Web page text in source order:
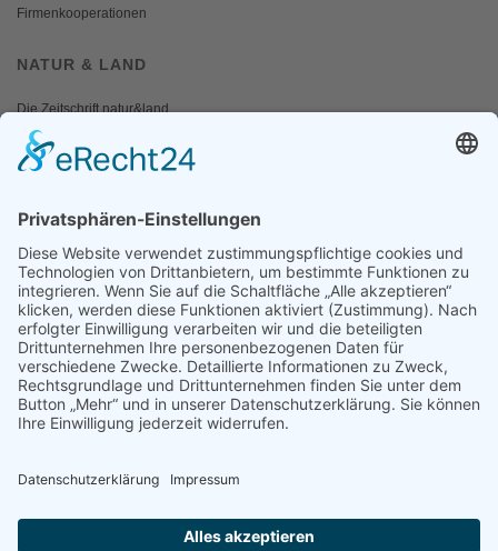
Firmenkooperationen
NATUR & LAND
Die Zeitschrift natur&land
Archiv
Mediadaten
Fotos und Logos
Presseaussendungen
Presse
Presseinformationen abonnieren
ÜBER UNS
Naturschutzbund
Naturschutzjugend